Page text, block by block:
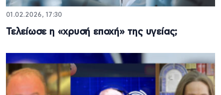
01.02.2026, 17:30
Τελείωσε η «χρυσή εποχή» της υγείας;